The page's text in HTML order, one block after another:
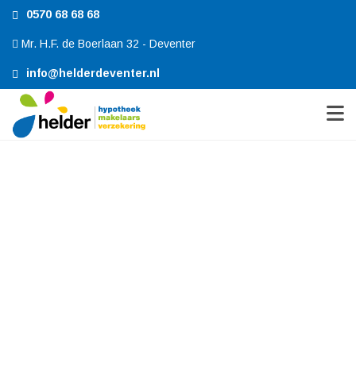
0570 68 68 68
Mr. H.F. de Boerlaan 32 - Deventer
info@helderdeventer.nl